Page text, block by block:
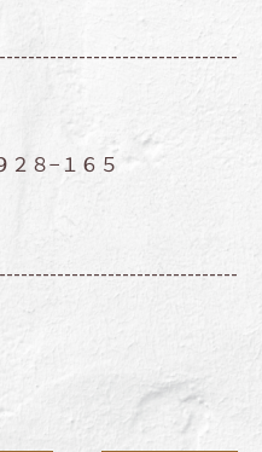
２８−１６５